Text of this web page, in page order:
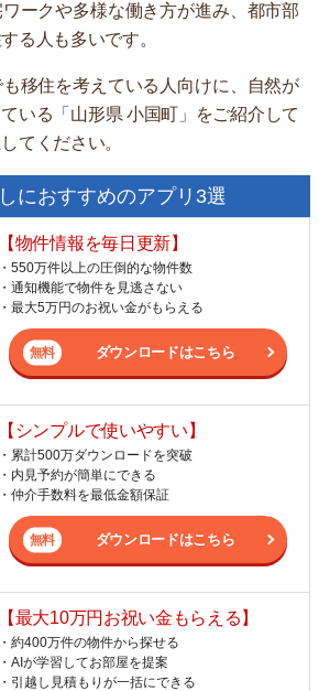
ークや多様な働き方が進み、都市部
る人も多いです。
移住を考えている人向けに、自然が
いる「山形県 小国町」をご紹介して
てください。
におすすめのアプリ3選
【物件情報を毎日更新】
・550万件以上の圧倒的な物件数
・通知機能で物件を見逃さない
・最大5万円のお祝い金がもらえる
ダウンロードはこちら
【シンプルで使いやすい】
・累計500万ダウンロードを突破
・内見予約が簡単にできる
・仲介手数料を最低金額保証
ダウンロードはこちら
【最大10万円お祝い金もらえる】
・約400万件の物件から探せる
・AIが学習してお部屋を提案
・引越し見積もりが一括にできる